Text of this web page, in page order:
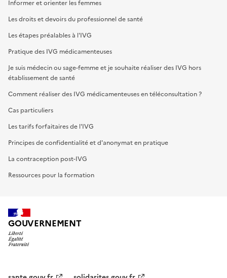
Informer et orienter les femmes
Les droits et devoirs du professionnel de santé
Les étapes préalables à l'IVG
Pratique des IVG médicamenteuses
Je suis médecin ou sage-femme et je souhaite réaliser des IVG hors
établissement de santé
Comment réaliser des IVG médicamenteuses en téléconsultation ?
Cas particuliers
Les tarifs forfaitaires de l'IVG
Principes de confidentialité et d'anonymat en pratique
La contraception post-IVG
Ressources pour la formation
GOUVERNEMENT